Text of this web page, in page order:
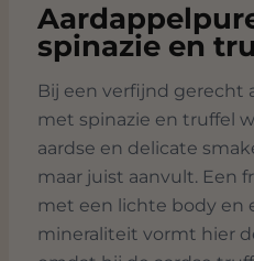
spinazie en
Bij een verfijnd gerecht
met spinazie en truffel
aardse en delicate
maar juist aanvult. Een
met een lichte body en
mineraliteit vormt hier